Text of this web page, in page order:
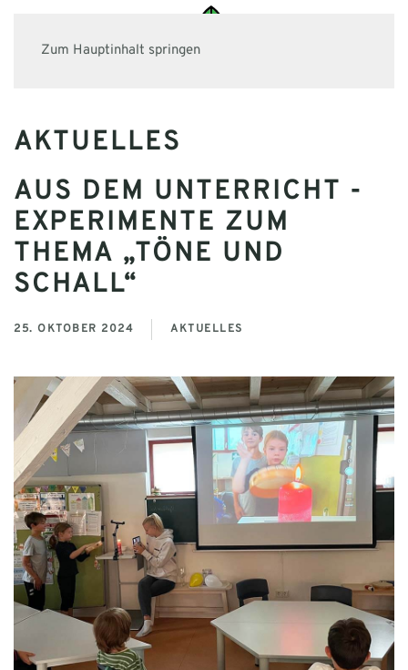
Zum Hauptinhalt springen
AKTUELLES
AUS DEM UNTERRICHT -
EXPERIMENTE ZUM
THEMA „TÖNE UND
SCHALL“
25. OKTOBER 2024 AKTUELLES